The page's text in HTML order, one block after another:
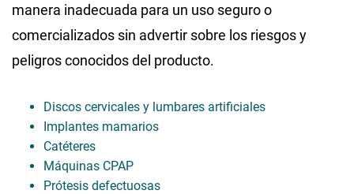
manera inadecuada para un uso seguro o
comercializados sin advertir sobre los riesgos y
peligros conocidos del producto.
Discos cervicales y lumbares artificiales
Implantes mamarios
Catéteres
Máquinas CPAP
Prótesis defectuosas